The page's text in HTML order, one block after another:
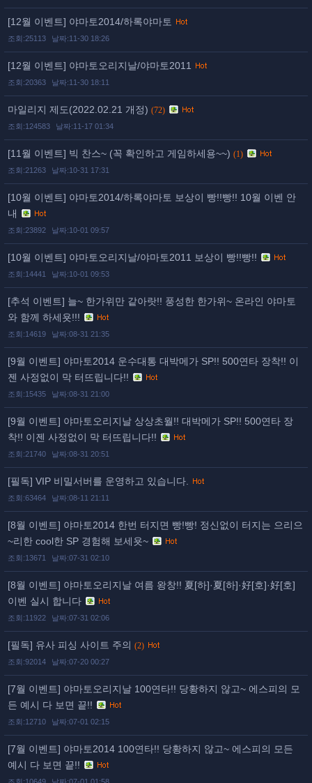
[12월 이벤트] 야마토2014/하록야마토
조회:25113 날짜:11-30 18:26
[12월 이벤트] 야마토오리지날/야마토2011
조회:20363 날짜:11-30 18:11
마일리지 제도(2022.02.21 개정) (72)
조회:124583 날짜:11-17 01:34
[11월 이벤트] 빅 찬스~ (꼭 확인하고 게임하세용~~) (1)
조회:21263 날짜:10-31 17:31
[10월 이벤트] 야마토2014/하록야마토 보상이 빵!!빵!! 10월 이벤 안
내
조회:23892 날짜:10-01 09:57
[10월 이벤트] 야마토오리지날/야마토2011 보상이 빵!!빵!!
조회:14441 날짜:10-01 09:53
[추석 이벤트] 늘~ 한가위만 같아랏!! 풍성한 한가위~ 온라인 야마토
와 함께 하세욧!!!
조회:14619 날짜:08-31 21:35
[9월 이벤트] 야마토2014 운수대통 대박메가 SP!! 500연타 장착!! 이
젠 사정없이 막 터뜨립니다!!
조회:15435 날짜:08-31 21:00
[9월 이벤트] 야마토오리지날 상상초월!! 대박메가 SP!! 500연타 장
착!! 이젠 사정없이 막 터뜨립니다!!
조회:21740 날짜:08-31 20:51
[필독] VIP 비밀서버를 운영하고 있습니다.
조회:63464 날짜:08-11 21:11
[8월 이벤트] 야마토2014 한번 터지면 빵!빵! 정신없이 터지는 으리으
~리한 cool한 SP 경험해 보세욧~
조회:13671 날짜:07-31 02:10
[8월 이벤트] 야마토오리지날 여름 왕창!! 夏[하]·夏[하]·好[호]·好[호]
이벤 실시 합니다
조회:11922 날짜:07-31 02:06
[필독] 유사 피싱 사이트 주의 (2)
조회:92014 날짜:07-20 00:27
[7월 이벤트] 야마토오리지날 100연타!! 당황하지 않고~ 에스피의 모
든 예시 다 보면 끝!!
조회:12710 날짜:07-01 02:15
[7월 이벤트] 야마토2014 100연타!! 당황하지 않고~ 에스피의 모든
예시 다 보면 끝!!